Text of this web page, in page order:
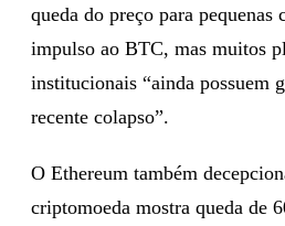
queda do preço para pequenas
impulso ao BTC, mas muitos
institucionais “ainda possuem
recente colapso”.
O Ethereum também
criptomoeda mostra queda de